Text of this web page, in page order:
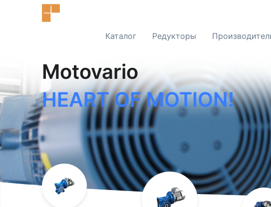
Каталог Редукторы
Motovario
HEART OF MOTION!